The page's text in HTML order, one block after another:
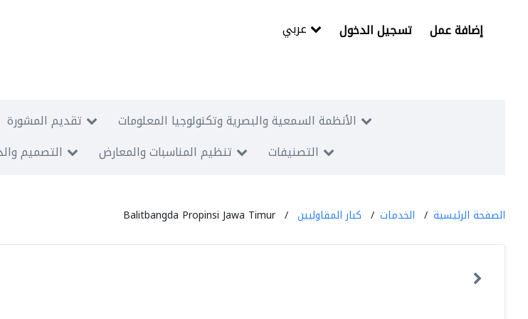
تسجيل الدخول إضافة عمل
تقديم المشورة
الأنظمة السمعية والبصرية وتكنولوجيا المعلومات
التصميم تنظيم المناسبات والمعارض التصنيفات
الصفحة الرئيسية الخدمات كبار المقاوليين Balitbangda Propinsi Jawa Timur